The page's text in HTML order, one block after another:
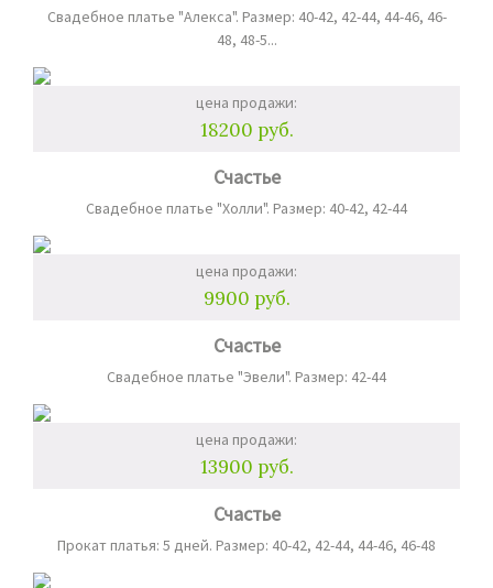
Свадебное платье "Алекса". Размер: 40-42, 42-44, 44-46, 46-
48, 48-5...
цена продажи:
18200 руб.
Счастье
Свадебное платье "Холли". Размер: 40-42, 42-44
цена продажи:
9900 руб.
Счастье
Свадебное платье "Эвели". Размер: 42-44
цена продажи:
13900 руб.
Счастье
Прокат платья: 5 дней. Размер: 40-42, 42-44, 44-46, 46-48